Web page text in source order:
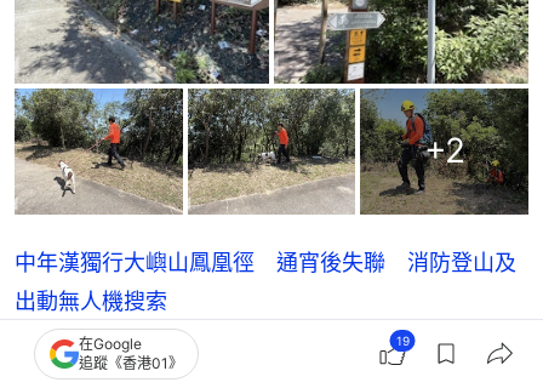
+2
中年漢獨行大嶼山鳳凰徑 通宵後失聯 消防登山及
出動無人機搜索
大嶼山鳳凰徑行山客失蹤｜中年漢失蹤第二日 救援
在Google
追蹤《香港01》
19